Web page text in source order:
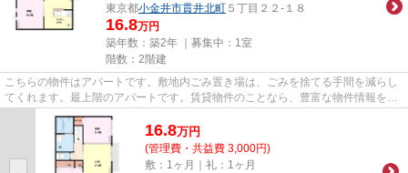
東京都小金井市貫井北町 ５丁目２２-１８
16.8万円
築年数：築2年 ｜募集中： 1室
階数：2階建
こちらの物件はアパートです。敷地内ごみ置き場は、ごみを捨てる手間を減らし
てくれます。最上階のアパートです。賃貸物件のことなら、豊富な物件情報を取
り扱う当社にお任せ下さい。...
16.8万円
(管理費・共益費 3,000円)
敷：1ヶ月｜礼：1ヶ月